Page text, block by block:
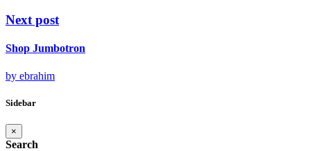
Next post
Shop Jumbotron
by ebrahim
Sidebar
×
Search